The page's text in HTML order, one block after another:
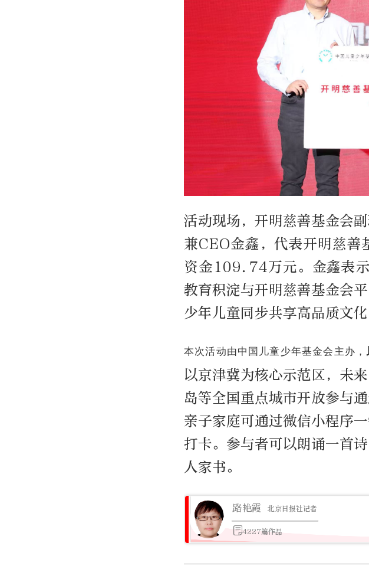
活动现场，开明慈善基金会
兼CEO金鑫，代表开明慈善
资金109.74万元。金鑫表
教育积淀与开明慈善基金会
少年儿童同步共享高品质文
本次活动由中国儿童少年基金会主办，
以京津冀为核心示范区，未
岛等全国重点城市开放参与
亲子家庭可通过微信小程序
打卡。参与者可以朗诵一首
人家书。
路艳霞 北京日报社记者
4227篇作品